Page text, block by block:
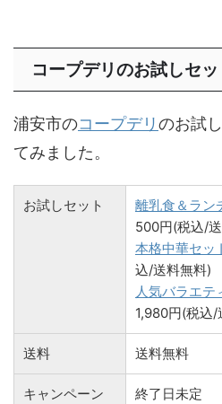
コープデリのお試しセ
浦安市のコープデリのお試
てみました。
お試しセット
離乳食＆ラン
500円(税込/
本格中華セッ
込/送料無料)
人気バラエテ
1,980円(税込/
送料 送料無料
キャンペーン
終了日未定